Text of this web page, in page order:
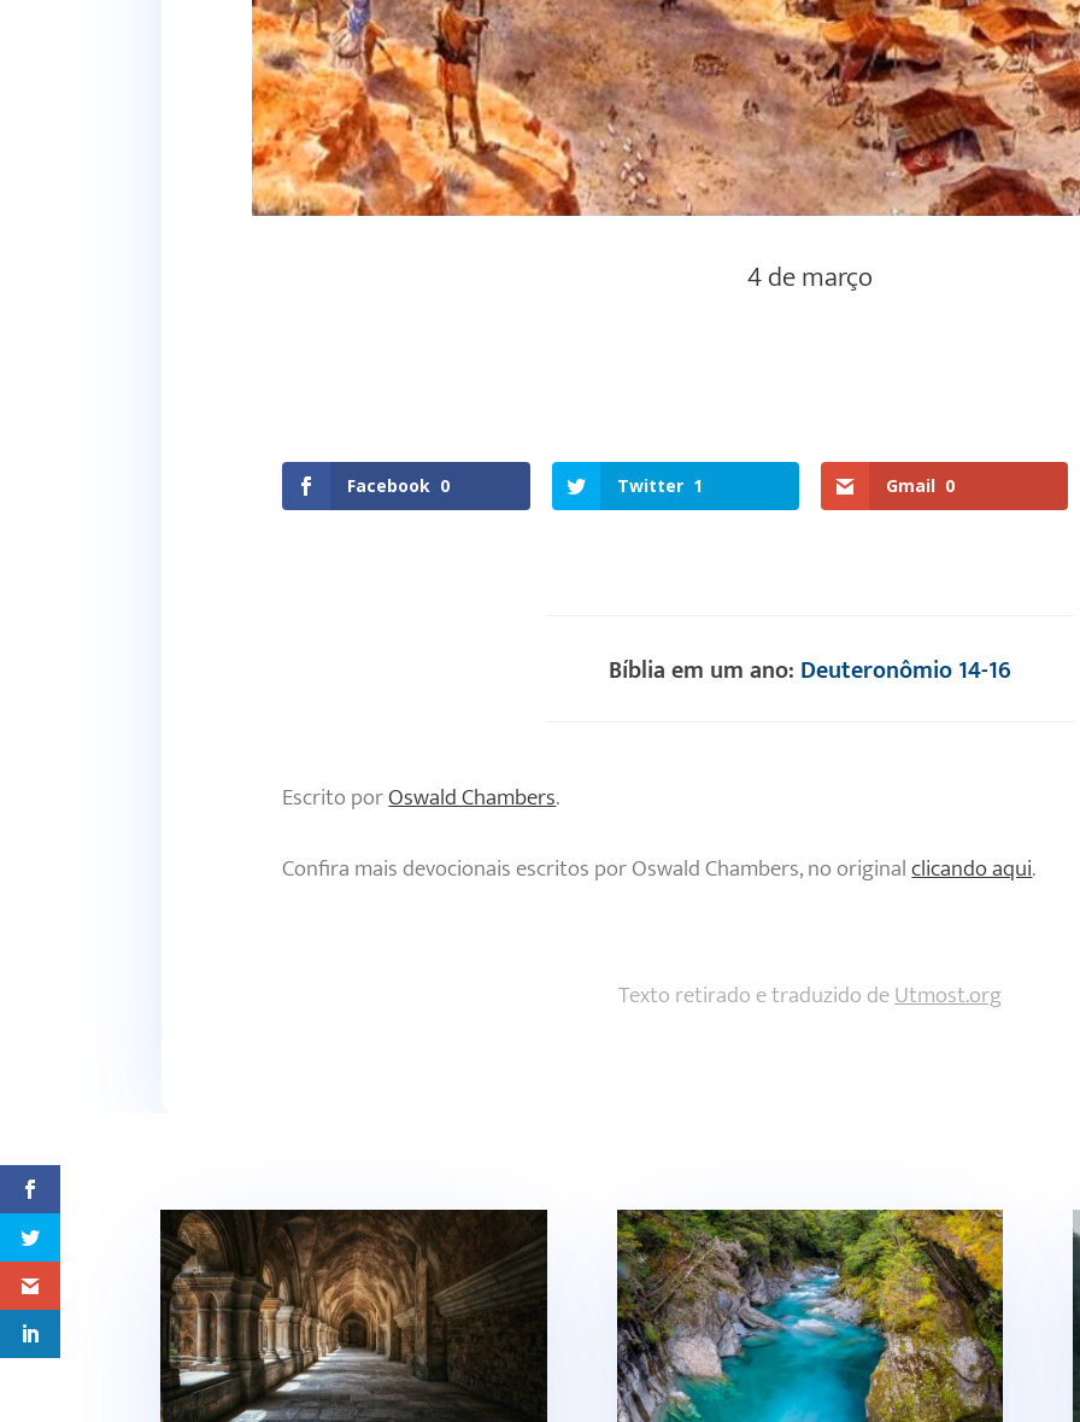
4 de março
Facebook 0 Twitter 1 Gmail 0
Bíblia em um ano: Deuteronômio 14-16
Escrito porOswald Chambers.
Confira mais devocionais escritos por Oswald Chambers, no originalclicando aqui.
Texto retirado e traduzido deUtmost.org